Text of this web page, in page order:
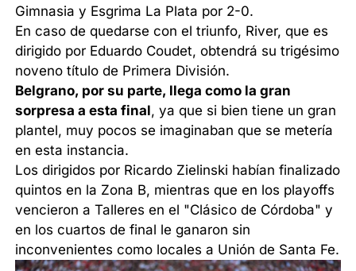
Gimnasia y Esgrima La Plata por 2-0.
En caso de quedarse con el triunfo, River, que es
dirigido por Eduardo Coudet, obtendrá su trigésimo
noveno título de Primera División.
Belgrano, por su parte, llega como la gran
sorpresa a esta final, ya que si bien tiene un gran
plantel, muy pocos se imaginaban que se metería
en esta instancia.
Los dirigidos por Ricardo Zielinski habían finalizado
quintos en la Zona B, mientras que en los playoffs
vencieron a Talleres en el "Clásico de Córdoba" y
en los cuartos de final le ganaron sin
inconvenientes como locales a Unión de Santa Fe.